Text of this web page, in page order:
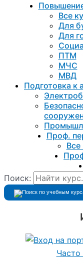
Все
Для
Для
ПТМ
МЧС
МВД
Подготовка к
Проф.
Все
Поиск: